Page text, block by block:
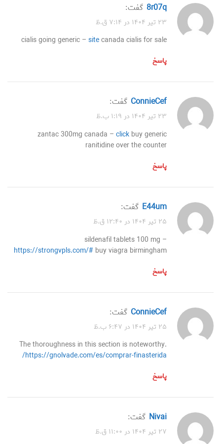
8r07q گفت:
۲۳ تیر ۱۴۰۴ در ۷:۱۴ ق.ظ
cialis going generic – sitecanada cialis for sale
پاسخ
ConnieCef گفت:
۲۳ تیر ۱۴۰۴ در ۱:۱۹ ب.ظ
zantac 300mg canada – click buy generic
ranitidine over the counter
پاسخ
e44um گفت:
۲۵ تیر ۱۴۰۴ در ۱۲:۴۰ ق.ظ
sildenafil tablets 100 mg –
https://strongvpls.com/# buy viagra birmingham
پاسخ
ConnieCef گفت:
۲۵ تیر ۱۴۰۴ در ۶:۴۷ ب.ظ
The thoroughness in this section is noteworthy.
https://gnolvade.com/es/comprar-finasterida/
پاسخ
nivai گفت:
۲۷ تیر ۱۴۰۴ در ۱۱:۰۰ ق.ظ